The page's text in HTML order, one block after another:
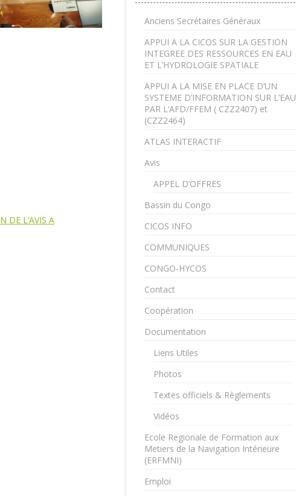
DE L’AVIS A
Anciens Secrétaires Généraux
APPUI A LA CICOS SUR LA GESTION
INTEGREE DES RESSOURCES EN EAU
ET L’HYDROLOGIE SPATIALE
APPUI A LA MISE EN PLACE D’UN
SYSTEME D’INFORMATION SUR L’EAU
PAR L’AFD/FFEM ( CZZ2407) et
(CZZ2464)
ATLAS INTERACTIF
Avis
APPEL D’OFFRES
Bassin du Congo
CICOS INFO
COMMUNIQUES
CONGO-HYCOS
Contact
Coopération
Documentation
Liens Utiles
Photos
Textes officiels & Règlements
Vidéos
Ecole Regionale de Formation aux
Metiers de la Navigation Intérieure
(ERFMNI)
Emploi